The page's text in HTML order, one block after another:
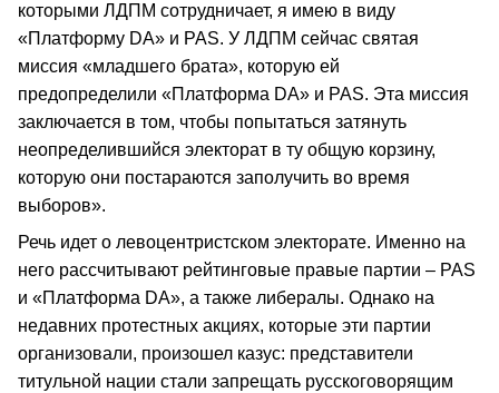
которыми ЛДПМ сотрудничает, я имею в виду
«Платформу DА» и РАS. У ЛДПМ сейчас святая
миссия «младшего брата», которую ей
предопределили «Платформа DА» и PAS. Эта миссия
заключается в том, чтобы попытаться затянуть
неопределившийся электорат в ту общую корзину,
которую они постараются заполучить во время
выборов».
Речь идет о левоцентристском электорате. Именно на
него рассчитывают рейтинговые правые партии – PAS
и «Платформа DA», а также либералы. Однако на
недавних протестных акциях, которые эти партии
организовали, произошел казус: представители
титульной нации стали запрещать русскоговорящим